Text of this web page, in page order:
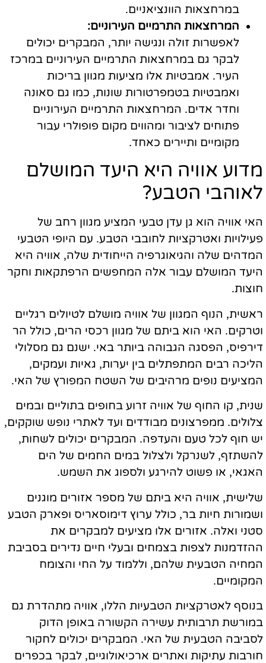
במרחצאות הוונציאניים.
המרחצאות התרמיים העירוניים:
לאפשרות זולה ונגישה יותר, המבקרים יכולים
לבקר גם במרחצאות התרמיים העירוניים במרכז
העיר. אמבטיות אלו מציעות מגוון בריכות
ואמבטיות בטמפרטורות שונות, כמו גם סאונה
וחדר אדים. המרחצאות התרמיים העירוניים
פתוחים לציבור ומהווים מקום פופולרי עבור
מקומיים ותיירים כאחד.
מדוע אוויה היא היעד המושלם
לאוהבי הטבע?
האי אוויה הוא גן עדן טבעי המציע מגוון רחב של
פעילויות ואטרקציות לחובבי הטבע. עם היופי הטבעי
המדהים שלה והגיאוגרפיה הייחודית שלה, אוויה היא
היעד המושלם עבור אלה המחפשים הרפתקאות וחקר
חוצות.
ראשית, הנוף המגוון של אוויה מושלם לטיולים רגליים
וטרקים. האי הוא ביתם של מגוון רכסי הרים, כולל הר
דירפיס, הפסגה הגבוהה ביותר באי. ישנם גם מסלולי
הליכה רבים המתפתלים בין יערות, גאיות ועמקים,
המציעים נופים מרהיבים של השטח המפורץ של האי.
שנית, קו החוף של אוויה זרוע בחופים בתוליים ובמים
צלולים. ממפרצונים מבודדים ועד לאתרי נופש שוקקים,
יש חוף לכל טעם והעדפה. המבקרים יכולים לשחות,
להשתזף, לשנרקל ולצלול במים החמים של הים
האגאי, או פשוט להירגע ולספוג את השמש.
שלישית, אוויה היא ביתם של מספר אזורים מוגנים
ושמורות חיות בר, כולל ערוץ דימוסאריס ופארק הטבע
סטני ואלה. אזורים אלו מציעים למבקרים את
ההזדמנות לצפות בצמחים ובעלי חיים נדירים בסביבת
המחיה הטבעית שלהם, וללמוד על החי והצומח
המקומיים.
בנוסף לאטרקציות הטבעיות הללו, אוויה מתהדרת גם
במורשת תרבותית עשירה הקשורה באופן הדוק
לסביבה הטבעית של האי. המבקרים יכולים לחקור
חורבות עתיקות ואתרים ארכיאולוגיים, לבקר בכפרים